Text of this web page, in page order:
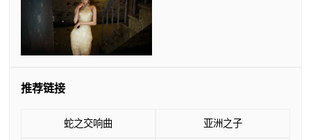
推荐链接
蛇之交响曲 亚洲之子